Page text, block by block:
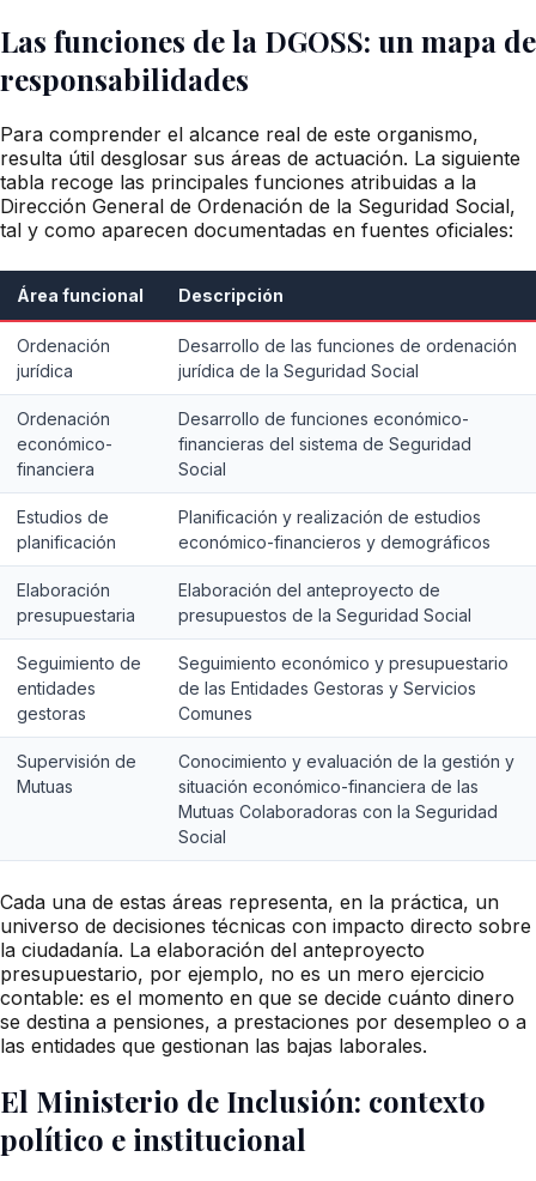
Las funciones de la DGOSS: un mapa de
responsabilidades
Para comprender el alcance real de este organismo,
resulta útil desglosar sus áreas de actuación. La siguiente
tabla recoge las principales funciones atribuidas a la
Dirección General de Ordenación de la Seguridad Social,
tal y como aparecen documentadas en fuentes oficiales:
Área funcional Descripción
Ordenación
jurídica
Desarrollo de las funciones de ordenación
jurídica de la Seguridad Social
Ordenación
económico-
financiera
Desarrollo de funciones económico-
financieras del sistema de Seguridad
Social
Estudios de
planificación
Planificación y realización de estudios
económico-financieros y demográficos
Elaboración
presupuestaria
Elaboración del anteproyecto de
presupuestos de la Seguridad Social
Seguimiento de
entidades
gestoras
Seguimiento económico y presupuestario
de las Entidades Gestoras y Servicios
Comunes
Supervisión de
Mutuas
Conocimiento y evaluación de la gestión y
situación económico-financiera de las
Mutuas Colaboradoras con la Seguridad
Social
Cada una de estas áreas representa, en la práctica, un
universo de decisiones técnicas con impacto directo sobre
la ciudadanía. La elaboración del anteproyecto
presupuestario, por ejemplo, no es un mero ejercicio
contable: es el momento en que se decide cuánto dinero
se destina a pensiones, a prestaciones por desempleo o a
las entidades que gestionan las bajas laborales.
El Ministerio de Inclusión: contexto
político e institucional